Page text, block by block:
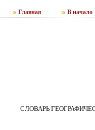
Главная В начало
СЛОВАРЬ